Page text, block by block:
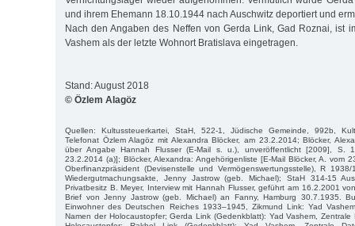
und ihrem Ehemann 18.10.1944 nach Auschwitz deportiert und
Nach den Angaben des Neffen von Gerda Link, Gad Roznai, ist
Vashem als der letzte Wohnort Bratislava eingetragen.
Stand: August 2018
© Özlem Alagöz
Quellen: Kultussteuerkartei, StaH, 522-1, Jüdische Gemeinde, 992b,
Telefonat Özlem Alagöz mit Alexandra Blöcker, am 23.2.2014; Blöcker,
über Angabe Hannah Flusser (E-Mail s. u.), unveröffentlicht [2009], S.
23.2.2014 (a)]; Blöcker, Alexandra: Angehörigenliste [E-Mail Blöcker, A. vom
Oberfinanzpräsident (Devisenstelle und Vermögenswertungsstelle), R
Wiedergutmachungsakte, Jenny Jastrow (geb. Michael); StaH 314-15
Privatbesitz B. Meyer, Interview mit Hannah Flusser, geführt am 16.2.2001
Brief von Jenny Jastrow (geb. Michael) an Fanny, Hamburg 30.7.1935.
Einwohner des Deutschen Reiches 1933–1945, Zikmund Link: Yad
Namen der Holocaustopfer; Gerda Link (Gedenkblatt): Yad Vashem,